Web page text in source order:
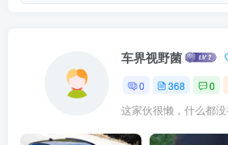
车界视野菌
0 368 0
这家伙很懒，什么都